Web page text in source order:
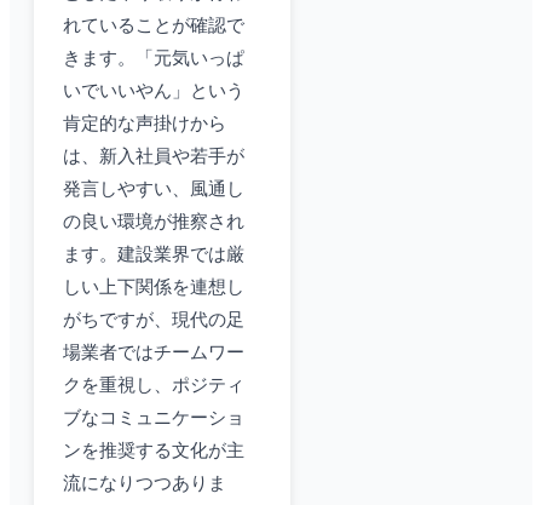
れていることが確認で
きます。「元気いっぱ
いでいいやん」という
肯定的な声掛けから
は、新入社員や若手が
発言しやすい、風通し
の良い環境が推察され
ます。建設業界では厳
しい上下関係を連想し
がちですが、現代の足
場業者ではチームワー
クを重視し、ポジティ
ブなコミュニケーショ
ンを推奨する文化が主
流になりつつありま